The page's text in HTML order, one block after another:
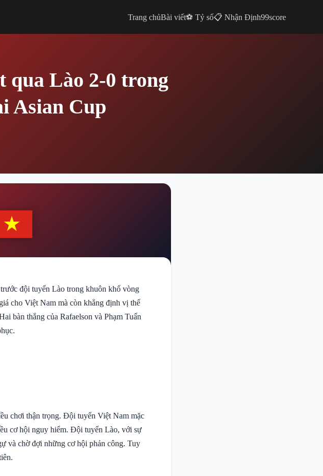
Trang chủBài viết⚽ Tỷ số📋 Nhận Định99score
qua Lào 2-0 trong
Asian Cup
đội tuyển Lào trong khuôn khổ vòng
cho Việt Nam mà còn khẳng định vị thế
bàn thắng của Rafaelson và Phạm Tuấn
chơi thận trọng. Đội tuyển Việt Nam mặc
cơ hội nguy hiểm. Đội tuyển Lào, với sự
và chờ đợi những cơ hội phản công. Tuy